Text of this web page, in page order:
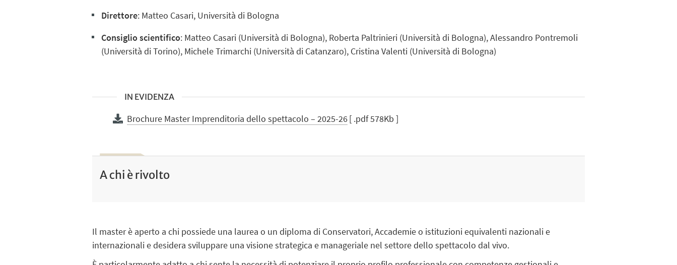
Direttore: Matteo Casari, Università di Bologna
Consiglio scientifico: Matteo Casari (Università di Bologna), Roberta Paltrinieri (Università di Bologna), Alessandro Pontremoli
(Università di Torino), Michele Trimarchi (Università di Catanzaro), Cristina Valenti (Università di Bologna)
IN EVIDENZA
Brochure Master Imprenditoria dello spettacolo – 2025-26[ .pdf 578Kb ]
A chi è rivolto
Il master è aperto a chi possiede una laurea o un diploma di Conservatori, Accademie o istituzioni equivalenti nazionali e
internazionali e desidera sviluppare una visione strategica e manageriale nel settore dello spettacolo dal vivo.